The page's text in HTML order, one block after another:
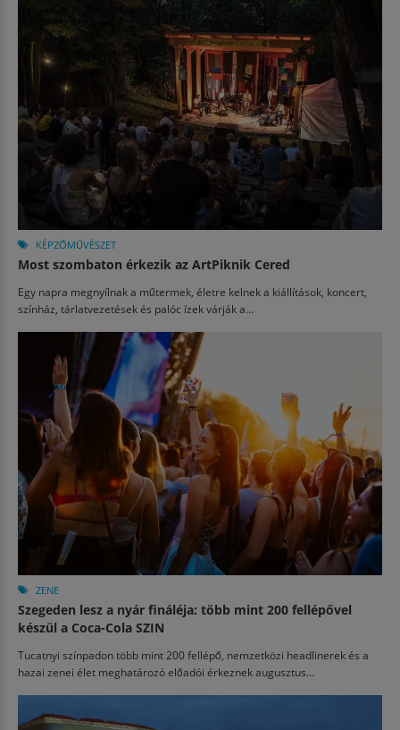
KÉPZŐMŰVÉSZET
Most szombaton érkezik az ArtPiknik Cered
Egy napra megnyílnak a műtermek, életre kelnek a kiállítások, koncert,
színház, tárlatvezetések és palóc ízek várják a...
ZENE
Szegeden lesz a nyár fináléja: több mint 200 fellépővel
készül a Coca-Cola SZIN
Tucatnyi színpadon több mint 200 fellépő, nemzetközi headlinerek és a
hazai zenei élet meghatározó előadói érkeznek augusztus...